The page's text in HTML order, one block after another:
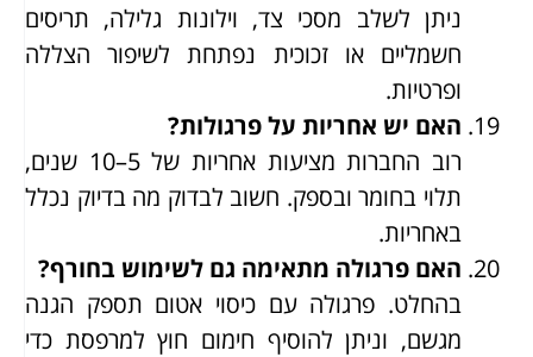
ניתן לשלב מסכי צד, וילונות גלילה, תריסים
חשמליים או זכוכית נפתחת לשיפור הצללה
ופרטיות.
האם יש אחריות על פרגולות?
רוב החברות מציעות אחריות של 5–10 שנים,
תלוי בחומר ובספק. חשוב לבדוק מה בדיוק נכלל
באחריות.
האם פרגולה מתאימה גם לשימוש בחורף?
בהחלט. פרגולה עם כיסוי אטום תספק הגנה
מגשם, וניתן להוסיף חימום חוץ למרפסת כדי